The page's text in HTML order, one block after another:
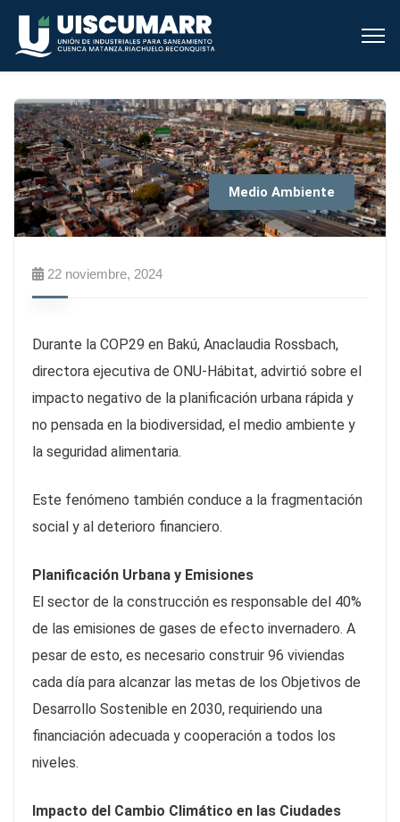
Medio Ambiente
22 noviembre, 2024
Durante la COP29 en Bakú, Anaclaudia Rossbach,
directora ejecutiva de ONU-Hábitat, advirtió sobre el
impacto negativo de la planificación urbana rápida y
no pensada en la biodiversidad, el medio ambiente y
la seguridad alimentaria.
Este fenómeno también conduce a la fragmentación
social y al deterioro financiero.
Planificación Urbana y Emisiones
El sector de la construcción es responsable del 40%
de las emisiones de gases de efecto invernadero. A
pesar de esto, es necesario construir 96 viviendas
cada día para alcanzar las metas de los Objetivos de
Desarrollo Sostenible en 2030, requiriendo una
financiación adecuada y cooperación a todos los
niveles.
Impacto del Cambio Climático en las Ciudades